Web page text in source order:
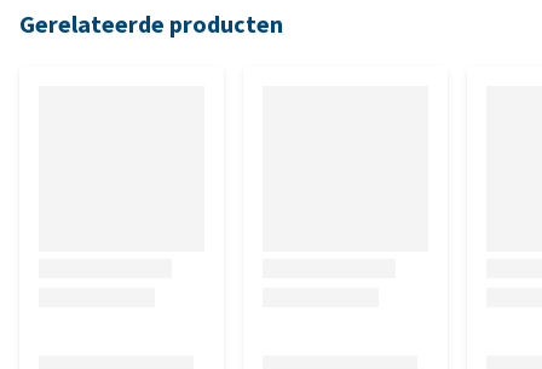
Gerelateerde producten